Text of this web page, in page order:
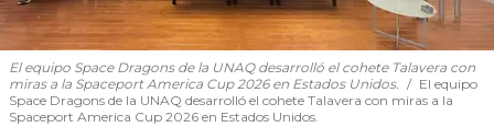
El equipo Space Dragons de la UNAQ desarrolló el cohete Talavera con
miras a la Spaceport America Cup 2026 en Estados Unidos.
El equipo
Space Dragons de la UNAQ desarrolló el cohete Talavera con miras a la
Spaceport America Cup 2026 en Estados Unidos.